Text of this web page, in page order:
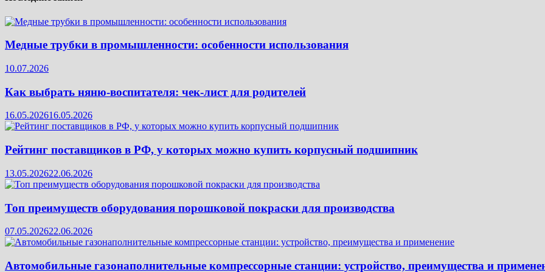
Медные трубки в промышленности: особенности использования
10.07.2026
Как выбрать няню-воспитателя: чек‑лист для родителей
16.05.202616.05.2026
Рейтинг поставщиков в РФ, у которых можно купить корпусный подшипник
13.05.202622.06.2026
Топ преимуществ оборудования порошковой покраски для производства
07.05.202622.06.2026
Автомобильные газонаполнительные компрессорные станции: устройство, преимущества и